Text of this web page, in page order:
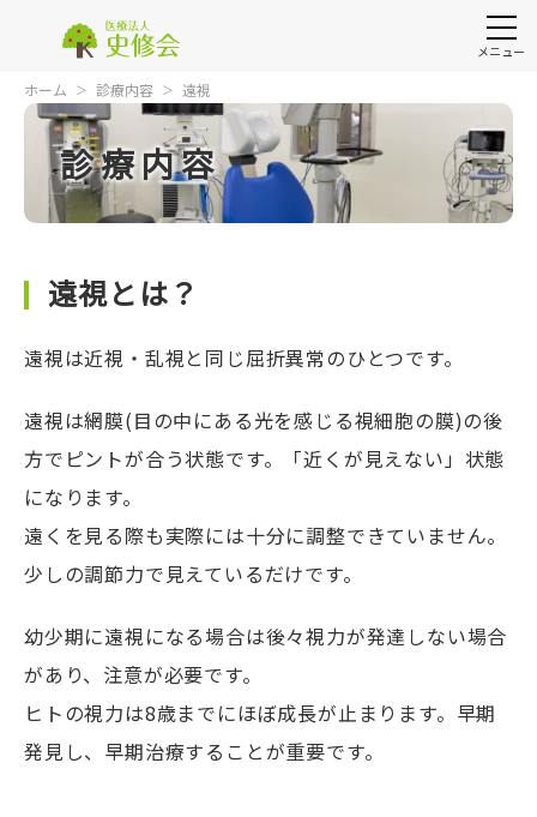
メニュー
ホーム 診療内容 遠視
診療内容
遠視とは？
遠視は近視・乱視と同じ屈折異常のひとつです。
遠視は網膜(目の中にある光を感じる視細胞の膜)の後
方でピントが合う状態です。「近くが見えない」状態
になります。
遠くを見る際も実際には十分に調整できていません。
少しの調節力で見えているだけです。
幼少期に遠視になる場合は後々視力が発達しない場合
があり、注意が必要です。
ヒトの視力は8歳までにほぼ成長が止まります。早期
発見し、早期治療することが重要です。